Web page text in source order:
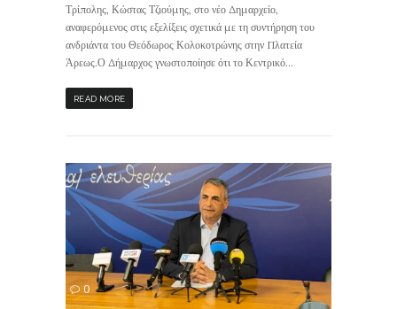
Τρίπολης, Κώστας Τζιούμης, στο νέο Δημαρχείο,
αναφερόμενος στις εξελίξεις σχετικά με τη συντήρηση του
ανδριάντα του Θεόδωρος Κολοκοτρώνης στην Πλατεία
Άρεως.Ο Δήμαρχος γνωστοποίησε ότι το Κεντρικό...
READ MORE
0